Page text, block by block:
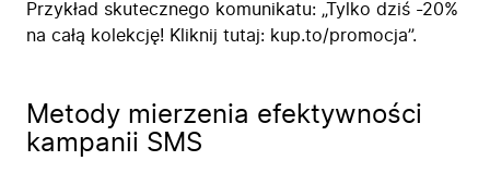
Przykład skutecznego komunikatu: „Tylko dziś -20%
na całą kolekcję! Kliknij tutaj: kup.to/promocja”.
Metody mierzenia efektywności
kampanii SMS